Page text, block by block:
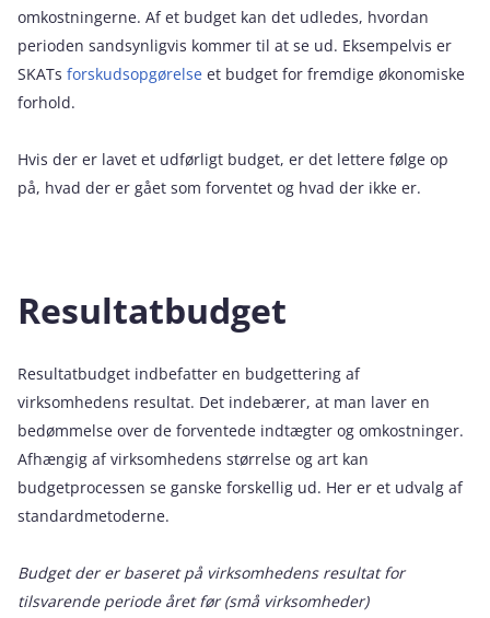
omkostningerne. Af et budget kan det udledes, hvordan
perioden sandsynligvis kommer til at se ud. Eksempelvis er
SKATs forskudsopgørelse et budget for fremdige økonomiske
forhold.
Hvis der er lavet et udførligt budget, er det lettere følge op
på, hvad der er gået som forventet og hvad der ikke er.
Resultatbudget
Resultatbudget indbefatter en budgettering af
virksomhedens resultat. Det indebærer, at man laver en
bedømmelse over de forventede indtægter og omkostninger.
Afhængig af virksomhedens størrelse og art kan
budgetprocessen se ganske forskellig ud. Her er et udvalg af
standardmetoderne.
Budget der er baseret på virksomhedens resultat for
tilsvarende periode året før (små virksomheder)